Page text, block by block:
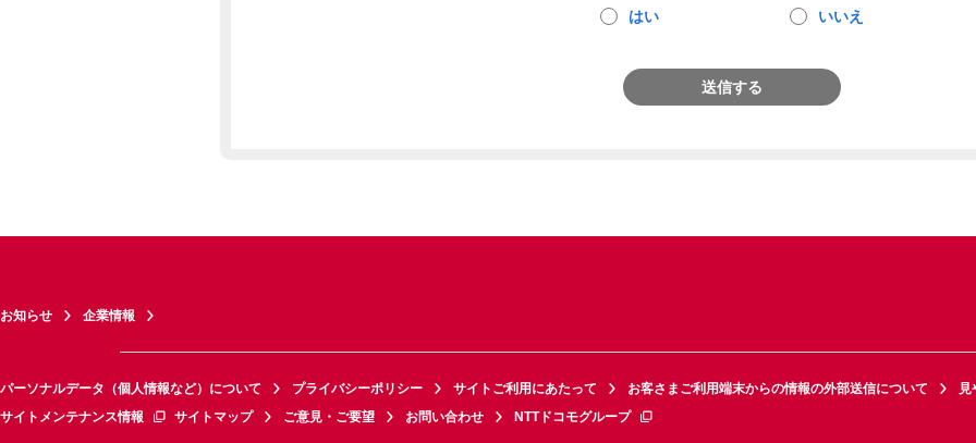
はい いいえ
送信する
お知らせ 企業情報
パーソナルデータ（個人情報など）について プライバシーポリシー サイトご利用にあたって お客さまご利用端末からの情報の外部送信について
見
サイトメンテナンス情報
サイトマップ ご意見・ご要望 お問い合わせ NTTドコモグループ